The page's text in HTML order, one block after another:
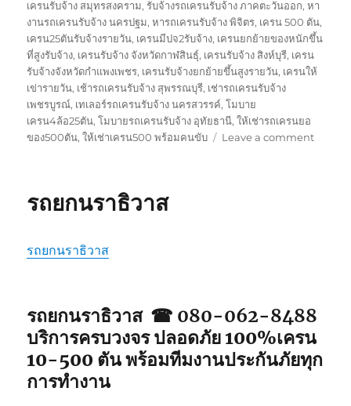
เครนรับจ้าง สมุทรสงคราม,รับจ้างรถเครนรับจ้าง ภาคตะวันออก,หา
งานรถเครนรับจ้าง นครปฐม,หารถเครนรับจ้าง พิจิตร, เครน 500 ตัน,
เครน25ตันรับจ้างรายวัน, เครนมีปจ2รับจ้าง, เครนยกย้ายของหนักขึ้น
ที่สูงรับจ้าง, เครนรับจ้าง จังหวัดกาฬสินธุ์, เครนรับจ้าง สิงห์บุรี, เครน
รับจ้างจังหวัดกำแพงเพชร, เครนรับจ้างยกย้ายขึ้นสูงรายวัน, เครนให้
เข่ารายวัน, เช้ารถเครนรับจ้าง สุพรรณบุรี, เช่ารถเครนรับจ้าง
เพชรบูรณ์, เทเลอร์รถเครนรับจ้าง นครสวรรค์,โมบาย
เครน4ล้อ25ตัน,โมบายรถเครนรับจ้าง อุทัยธานี,ให้เช่ารถเครนยอ
ของ500ตัน,ให้เช่าเครน500 พร้อมคนขับ Leave a commenton
รถยกนราธิวาส
รถยกนราธิวาส
รถยกนราธิวาส ☎ 080-062-8488
บริการครบวงจร ปลอดภัย 100%เครน
10-500 ตัน พร้อมทีมงานประกันภัยทุก
การทำงาน